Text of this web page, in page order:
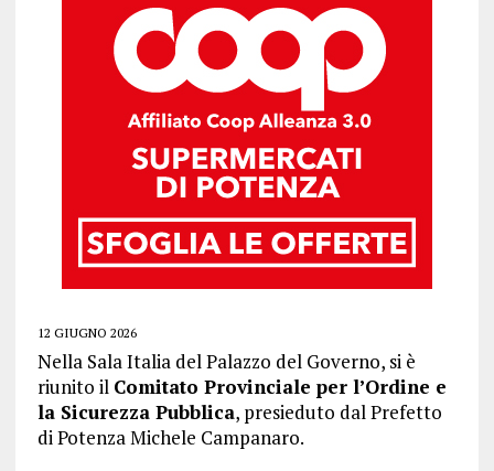
12 GIUGNO 2026
Nella Sala Italia del Palazzo del Governo, si è
riunito il Comitato Provinciale per l’Ordine e
la Sicurezza Pubblica, presieduto dal Prefetto
di Potenza Michele Campanaro.